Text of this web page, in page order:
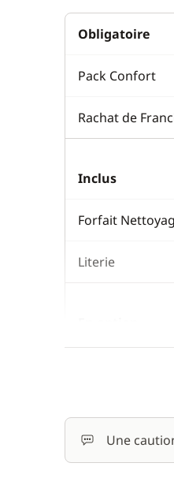
Obligatoire
Pack Confort
Rachat de
Inclus
Forfait
Literie
Filet de sécurité
Une